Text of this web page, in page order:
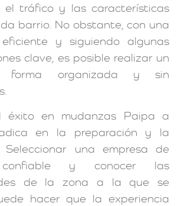
el tráfico y las características
barrio. No obstante, con una
y siguiendo algunas
clave, es posible realizar un
forma organizada y sin
éxito en mudanzas Paipa a
en la preparación y la
Seleccionar una empresa de
confiable y conocer las
de la zona a la que se
hacer que la experiencia